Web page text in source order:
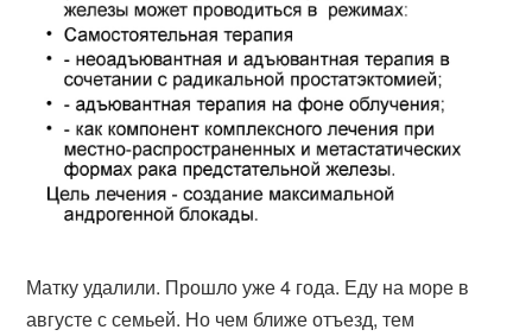
Матку удалили. Прошло уже 4 года. Еду на море в
августе с семьей. Но чем ближе отъезд, тем